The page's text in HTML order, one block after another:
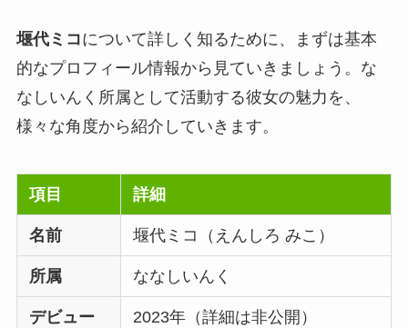
堰代ミコについて詳しく知るために、まずは基本
的なプロフィール情報から見ていきましょう。な
なしいんく所属として活動する彼女の魅力を、
様々な角度から紹介していきます。
項目 詳細
名前 堰代ミコ（えんしろ みこ）
所属 ななしいんく
デビュー
2023年（詳細は非公開）